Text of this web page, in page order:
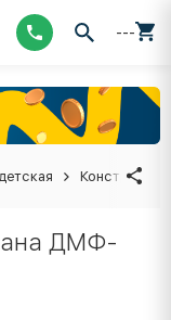
---
ДМФ-